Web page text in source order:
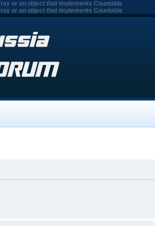
or an object that implements Countable
or an object that implements Countable